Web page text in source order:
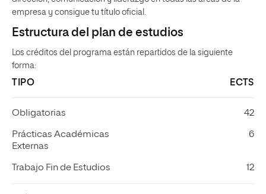
empresa y consigue tu título oficial.
Estructura del plan de estudios
Los créditos del programa están repartidos de la siguiente
forma:
TIPO ECTS
Obligatorias 42
Prácticas Académicas
Externas
6
Trabajo Fin de Estudios 12